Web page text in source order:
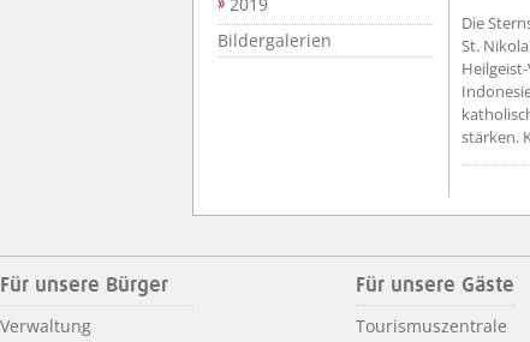
Bildergalerien
Die
St.
stärken.
Für unsere Bürger
Verwaltung
Für unsere Gäste
Tourismuszentrale